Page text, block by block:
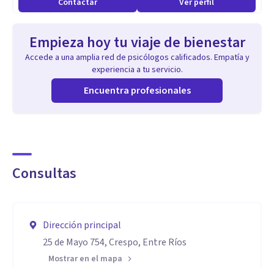
Contactar Ver perfil
Empieza hoy tu viaje de bienestar
Accede a una amplia red de psicólogos calificados. Empatía y
experiencia a tu servicio.
Encuentra profesionales
Consultas
Dirección principal
25 de Mayo 754, Crespo, Entre Ríos
Mostrar en el mapa